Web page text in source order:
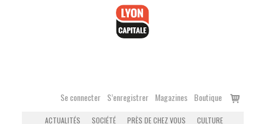
Se connecter S’enregistrer Magazines Boutique
Voir
ACTUALITÉS SOCIÉTÉ PRÈS DE CHEZ VOUS
CULTURE